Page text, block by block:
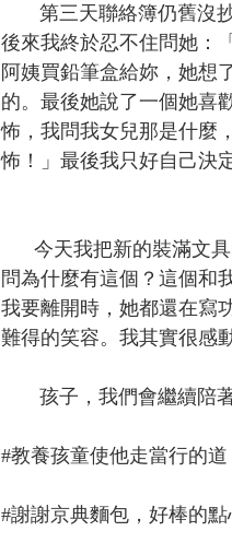
第三天聯絡簿仍舊沒抄
後來我終於忍不住問她：
阿姨買鉛筆盒給妳，她想
的。最後她說了一個她喜
怖，我問我女兒那是什麼
怖！」最後我只好自己決
今天我把新的裝滿文具
問為什麼有這個？這個和
我要離開時，她都還在寫
難得的笑容。我其實很感
孩子，我們會繼續陪著
#教養孩童使他走當行的道
#謝謝京典麵包 ，好棒的點